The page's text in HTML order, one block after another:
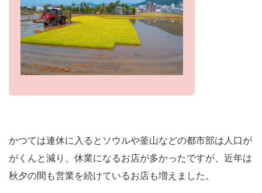
かつては連休に入るとソウルや釜山などの都市部は人口が
がくんと減り、休業になるお店が多かったですが、近年は
秋夕の間も営業を続けているお店も増えました。